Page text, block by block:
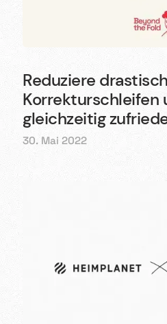
Reduziere
Korrekturschleifen
gleichzeitig
30. Mai 2022